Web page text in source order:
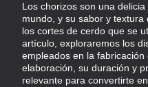
Los chorizos son una
mundo, y su sabor y
los cortes de cerdo que se
artículo, exploraremos los
empleados en la
elaboración, su duración y
relevante para convertirte